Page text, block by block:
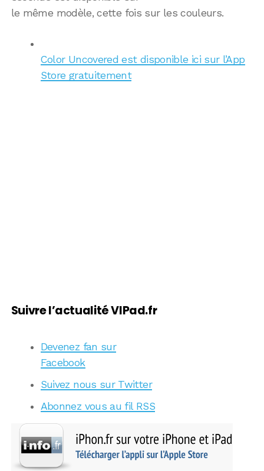
le même modèle, cette fois sur les couleurs.
Color Uncovered est disponible ici sur l’App
Store gratuitement
Suivre l’actualité VIPad.fr
Devenez fan sur
Facebook
Suivez nous sur Twitter
Abonnez vous au fil RSS